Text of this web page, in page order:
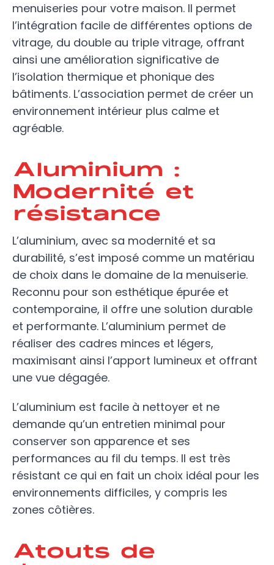
menuiseries pour votre maison. Il permet
l’intégration facile de différentes options de
vitrage, du double au triple vitrage, offrant
ainsi une amélioration significative de
l’isolation thermique et phonique des
bâtiments. L’association permet de créer un
environnement intérieur plus calme et
agréable.
Aluminium :
Modernité et
résistance
L’aluminium, avec sa modernité et sa
durabilité, s’est imposé comme un matériau
de choix dans le domaine de la menuiserie.
Reconnu pour son esthétique épurée et
contemporaine, il offre une solution durable
et performante. L’aluminium permet de
réaliser des cadres minces et légers,
maximisant ainsi l’apport lumineux et offrant
une vue dégagée.
L’aluminium est facile à nettoyer et ne
demande qu’un entretien minimal pour
conserver son apparence et ses
performances au fil du temps. Il est très
résistant ce qui en fait un choix idéal pour les
environnements difficiles, y compris les
zones côtières.
Atouts de